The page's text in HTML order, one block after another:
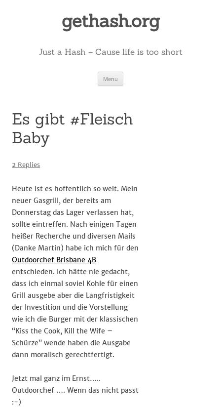
gethash.org
Just a Hash – Cause life is too short
Menu
Es gibt #Fleisch
Baby
2 Replies
Heute ist es hoffentlich so weit. Mein
neuer Gasgrill, der bereits am
Donnerstag das Lager verlassen hat,
sollte eintreffen. Nach einigen Tagen
heißer Recherche und diversen Mails
(Danke Martin) habe ich mich für den
Outdoorchef Brisbane 4B
entschieden. Ich hätte nie gedacht,
dass ich einmal soviel Kohle für einen
Grill ausgebe aber die Langfristigkeit
der Investition und die Vorstellung
wie ich die Burger mit der klassischen
“Kiss the Cook, Kill the Wife –
Schürze” wende haben die Ausgabe
dann moralisch gerechtfertigt.
Jetzt mal ganz im Ernst…..
Outdoorchef …. Wenn das nicht passt
:-)